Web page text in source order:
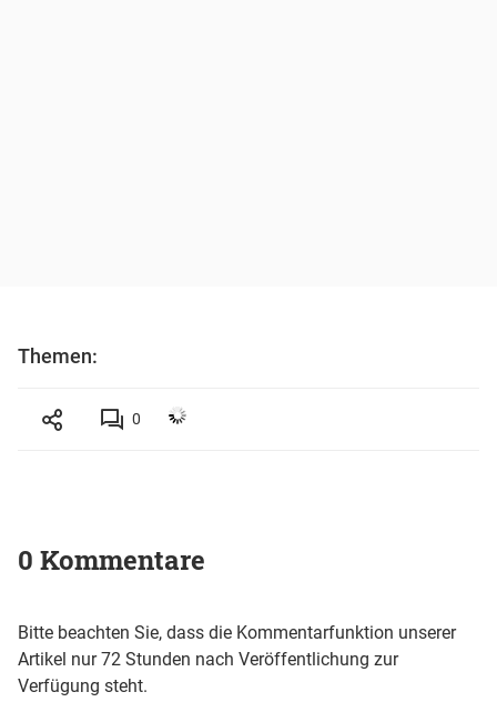
Themen:
0
0 Kommentare
Bitte beachten Sie, dass die Kommentarfunktion unserer
Artikel nur 72 Stunden nach Veröffentlichung zur
Verfügung steht.